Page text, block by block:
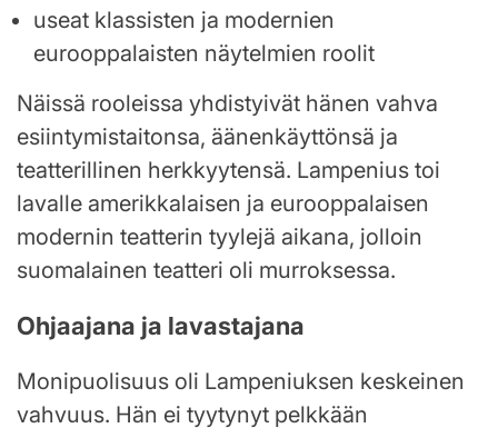
useat klassisten ja modernien
eurooppalaisten näytelmien roolit
Näissä rooleissa yhdistyivät hänen vahva
esiintymistaitonsa, äänenkäyttönsä ja
teatterillinen herkkyytensä. Lampenius toi
lavalle amerikkalaisen ja eurooppalaisen
modernin teatterin tyylejä aikana, jolloin
suomalainen teatteri oli murroksessa.
Ohjaajana ja lavastajana
Monipuolisuus oli Lampeniuksen keskeinen
vahvuus. Hän ei tyytynyt pelkkään